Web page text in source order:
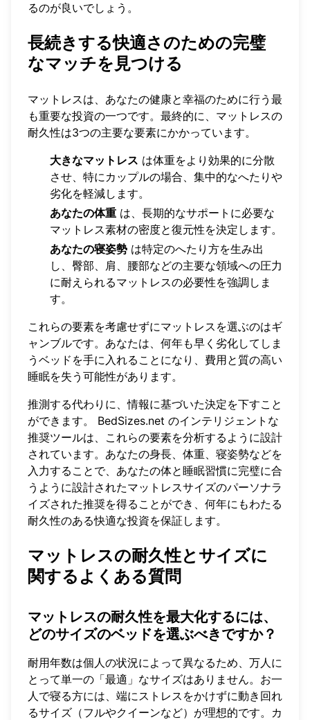
るのが良いでしょう。
長続きする快適さのための完璧
なマッチを見つける
マットレスは、あなたの健康と幸福のために行う最
も重要な投資の一つです。最終的に、マットレスの
耐久性は3つの主要な要素にかかっています。
大きなマットレス は体重をより効果的に分散
させ、特にカップルの場合、集中的なへたりや
劣化を軽減します。
あなたの体重 は、長期的なサポートに必要な
マットレス素材の密度と復元性を決定します。
あなたの寝姿勢 は特定のへたり方を生み出
し、臀部、肩、腰部などの主要な領域への圧力
に耐えられるマットレスの必要性を強調しま
す。
これらの要素を考慮せずにマットレスを選ぶのはギ
ャンブルです。あなたは、何年も早く劣化してしま
うベッドを手に入れることになり、費用と質の高い
睡眠を失う可能性があります。
推測する代わりに、情報に基づいた決定を下すこと
ができます。 BedSizes.net のインテリジェントな
推奨ツールは、これらの要素を分析するように設計
されています。あなたの身長、体重、寝姿勢などを
入力することで、あなたの体と睡眠習慣に完璧に合
うように設計されたマットレスサイズのパーソナラ
イズされた推奨を得ることができ、何年にもわたる
耐久性のある快適な投資を保証します。
マットレスの耐久性とサイズに
関するよくある質問
マットレスの耐久性を最大化するには、
どのサイズのベッドを選ぶべきですか？
耐用年数は個人の状況によって異なるため、万人に
とって単一の「最適」なサイズはありません。お一
人で寝る方には、端にストレスをかけずに動き回れ
るサイズ（フルやクイーンなど）が理想的です。カ